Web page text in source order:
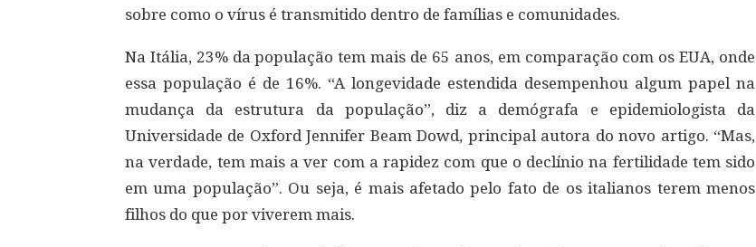
sobre como o vírus é transmitido dentro de famílias e comunidades.
Na Itália, 23% da população tem mais de 65 anos, em comparação com os EUA, onde
essa população é de 16%. “A longevidade estendida desempenhou algum papel na
mudança da estrutura da população”, diz a demógrafa e epidemiologista da
Universidade de Oxford Jennifer Beam Dowd, principal autora do novo artigo. “Mas,
na verdade, tem mais a ver com a rapidez com que o declínio na fertilidade tem sido
em uma população”. Ou seja, é mais afetado pelo fato de os italianos terem menos
filhos do que por viverem mais.